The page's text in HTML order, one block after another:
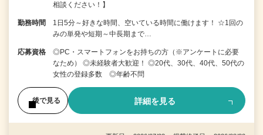
相談ください！】
勤務時間
1日5分～好きな時間、空いている時間に働けます！ ☆1回の
みの単発や短期～中長期まで…
応募資格
◎PC・スマートフォンをお持ちの方（※アンケートに必要
なため） ◎未経験者大歓迎！ ◎20代、30代、40代、50代の
女性の登録多数 ◎年齢不問
後で見る 詳細を見る